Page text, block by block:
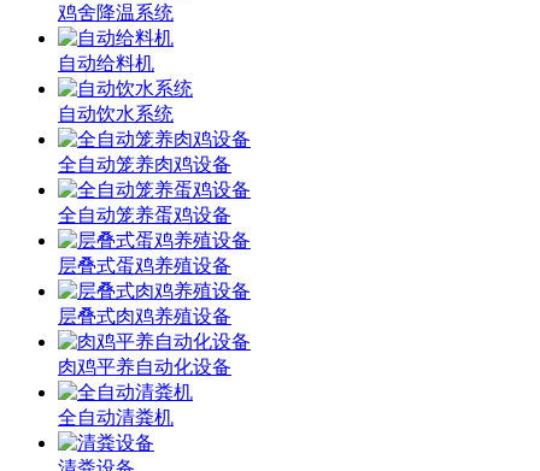
鸡舍降温系统
自动给料机
自动饮水系统
全自动笼养肉鸡设备
全自动笼养蛋鸡设备
层叠式蛋鸡养殖设备
层叠式肉鸡养殖设备
肉鸡平养自动化设备
全自动清粪机